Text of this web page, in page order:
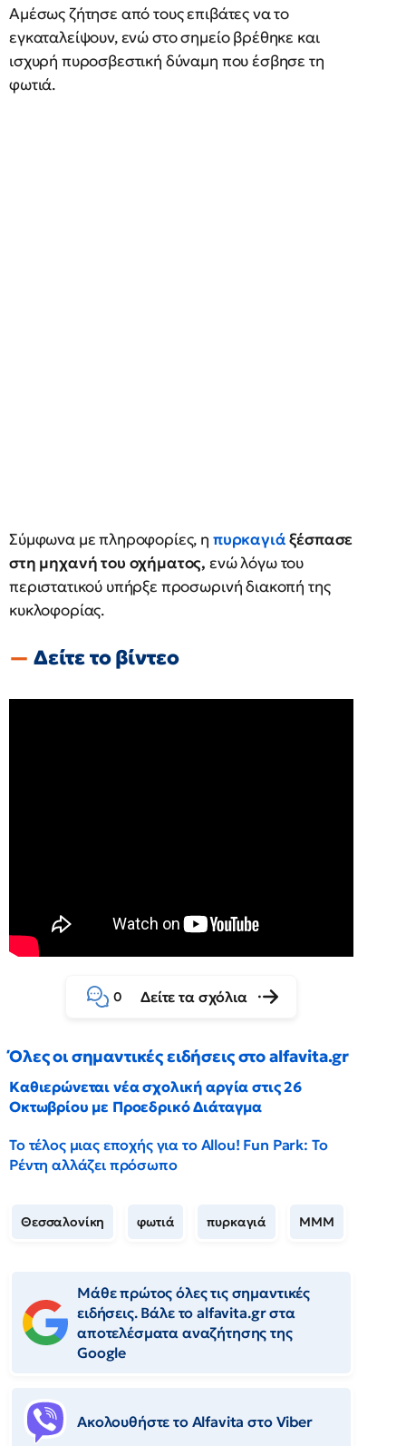
Αμέσως ζήτησε από τους επιβάτες να το
εγκαταλείψουν, ενώ στο σημείο βρέθηκε και
ισχυρή πυροσβεστική δύναμη που έσβησε τη
φωτιά.
Σύμφωνα με πληροφορίες, η πυρκαγιάξέσπασε
στη μηχανή του οχήματος, ενώ λόγω του
περιστατικού υπήρξε προσωρινή διακοπή της
κυκλοφορίας.
Δείτε το βίντεο
0 Δείτε τα σχόλια
Όλες οι σημαντικές ειδήσεις στο alfavita.gr
Καθιερώνεται νέα σχολική αργία στις 26
Οκτωβρίου με Προεδρικό Διάταγμα
Το τέλος μιας εποχής για το Allou! Fun Park: Το
Ρέντη αλλάζει πρόσωπο
Θεσσαλονίκη φωτιά πυρκαγιά ΜΜΜ
Μάθε πρώτος όλες τις σημαντικές
ειδήσεις. Βάλε το alfavita.gr στα
αποτελέσματα αναζήτησης της
Google
Ακολουθήστε το Αlfavita στο Viber